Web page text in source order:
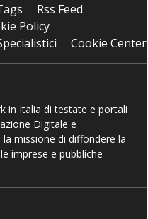
Rss Feed
Policy
Cookie Center
in Italia di testate e portali
Digitale e
la missione di diffondere la
imprese e pubbliche